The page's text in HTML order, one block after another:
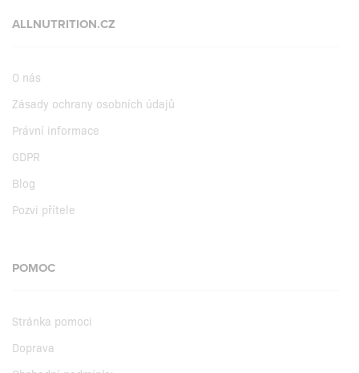
ALLNUTRITION.CZ
O nás
Zásady ochrany osobních údajů
Právní informace
GDPR
Blog
Pozvi přítele
POMOC
Stránka pomoci
Doprava